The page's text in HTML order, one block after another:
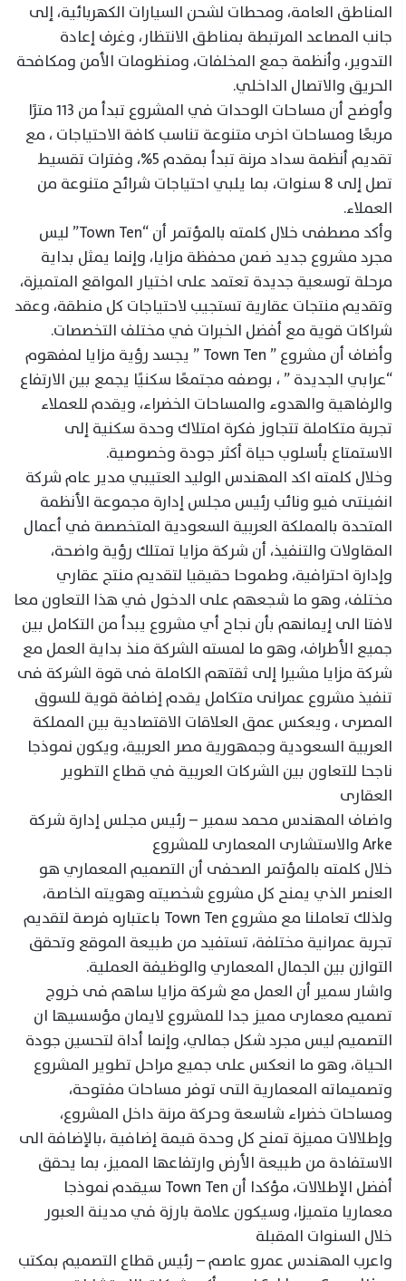
المناطق العامة، ومحطات لشحن السيارات الكهربائية، إلى
جانب المصاعد المرتبطة بمناطق الانتظار، وغرف إعادة
التدوير، وأنظمة جمع المخلفات، ومنظومات الأمن ومكافحة
الحريق والاتصال الداخلي.
وأوضح أن مساحات الوحدات في المشروع تبدأ من ١١٣ مترًا
مربعًا ومساحات اخرى متنوعة تناسب كافة الاحتياجات ، مع
تقديم أنظمة سداد مرنة تبدأ بمقدم 5%، وفترات تقسيط
تصل إلى 8 سنوات، بما يلبي احتياجات شرائح متنوعة من
العملاء.
وأكد مصطفى خلال كلمته بالمؤتمر أن “Town Ten” ليس
مجرد مشروع جديد ضمن محفظة مزايا، وإنما يمثل بداية
مرحلة توسعية جديدة تعتمد على اختيار المواقع المتميزة،
وتقديم منتجات عقارية تستجيب لاحتياجات كل منطقة، وعقد
شراكات قوية مع أفضل الخبرات في مختلف التخصصات.
وأضاف أن مشروع ” Town Ten ” يجسد رؤية مزايا لمفهوم
“عرابي الجديدة ” ، بوصفه مجتمعًا سكنيًا يجمع بين الارتفاع
والرفاهية والهدوء والمساحات الخضراء، ويقدم للعملاء
تجربة متكاملة تتجاوز فكرة امتلاك وحدة سكنية إلى
الاستمتاع بأسلوب حياة أكثر جودة وخصوصية.
وخلال كلمته اكد المهندس الوليد العتيبي مدير عام شركة
انفينتى فيو ونائب رئيس مجلس إدارة مجموعة الأنظمة
المتحدة بالمملكة العربية السعودية المتخصصة في أعمال
المقاولات والتنفيذ، أن شركة مزايا تمتلك رؤية واضحة،
وإدارة احترافية، وطموحا حقيقيا لتقديم منتج عقاري
مختلف، وهو ما شجعهم على الدخول في هذا التعاون معا
لافتا الى إيمانهم بأن نجاح أي مشروع يبدأ من التكامل بين
جميع الأطراف، وهو ما لمسته الشركة منذ بداية العمل مع
شركة مزايا مشيرا إلى ثقتهم الكاملة فى قوة الشركة فى
تنفيذ مشروع عمرانى متكامل يقدم إضافة قوية للسوق
المصرى ، ويعكس عمق العلاقات الاقتصادية بين المملكة
العربية السعودية وجمهورية مصر العربية، ويكون نموذجا
ناجحا للتعاون بين الشركات العربية في قطاع التطوير
العقارى
واضاف المهندس محمد سمير – رئيس مجلس إدارة شركة
Arke والاستشارى المعمارى للمشروع
خلال كلمته بالمؤتمر الصحفى أن التصميم المعماري هو
العنصر الذي يمنح كل مشروع شخصيته وهويته الخاصة،
ولذلك تعاملنا مع مشروع Town Ten باعتباره فرصة لتقديم
تجربة عمرانية مختلفة، تستفيد من طبيعة الموقع وتحقق
التوازن بين الجمال المعماري والوظيفة العملية.
واشار سمير أن العمل مع شركة مزايا ساهم فى خروج
تصميم معمارى مميز جدا للمشروع لايمان مؤسسيها ان
التصميم ليس مجرد شكل جمالي، وإنما أداة لتحسين جودة
الحياة، وهو ما انعكس على جميع مراحل تطوير المشروع
وتصميماته المعمارية التى توفر مساحات مفتوحة،
ومساحات خضراء شاسعة وحركة مرنة داخل المشروع،
وإطلالات مميزة تمنح كل وحدة قيمة إضافية ،بالإضافة الى
الاستفادة من طبيعة الأرض وارتفاعها المميز، بما يحقق
أفضل الإطلالات، مؤكدا أن Town Ten سيقدم نموذجا
معماريا متميزا، وسيكون علامة بارزة في مدينة العبور
خلال السنوات المقبلة
واعرب المهندس عمرو عاصم – رئيس قطاع التصميم بمكتب